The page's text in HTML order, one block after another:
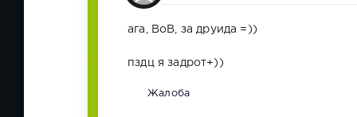
ага, ВоВ, за друида =))
пздц я задрот+))
Жалоба